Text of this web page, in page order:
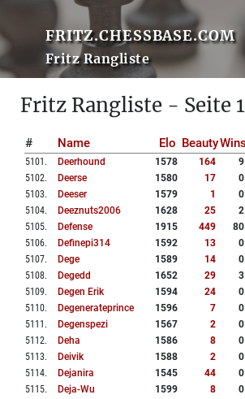
FRITZ.CHESSBASE.COM
Fritz Rangliste
Fritz Rangliste - Seite
# Name Elo BeautyWins
5101 . Deerhound 1578 164
9
5102. Deerse 1580 17
0
5103. Deeser 1579 1
0
5104. Deeznuts2006 1628 25
2
5105. Defense 1915 449
80
5106. Definepi314 1592 13
0
5107. Dege 1589 14
0
5108. Degedd 1652 29
3
5109. Degen Erik 1594 24
0
5110. Degenerateprince 1596 7
0
5111 . Degenspezi 1567 2
0
5112. Deha 1586 8
0
5113. Deivik 1588 2
0
5114. Dejanira 1545 44
0
5115. Deja-Wu 1599 8
0